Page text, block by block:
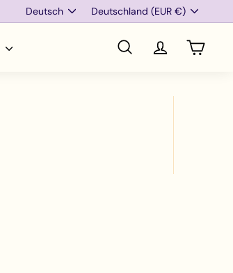
Sprache
Deutsch Währung
Deutschland (EUR €)
Suche Account